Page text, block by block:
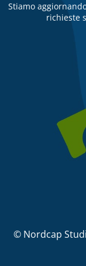
Stiamo
richieste
© Nordcap